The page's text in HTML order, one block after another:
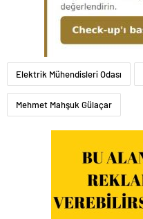
Elektrik Mühendisleri Odası
Mehmet Mahşuk Gülaçar